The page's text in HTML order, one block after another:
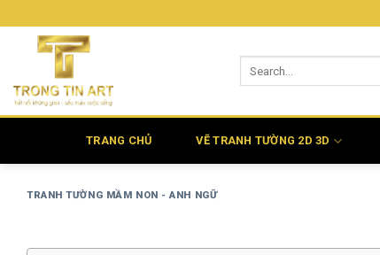
qua
TRANG CHỦ VẼ TRANH TƯỜNG 2D 3D
TRANH TƯỜNG MẦM NON - ANH NGỮ